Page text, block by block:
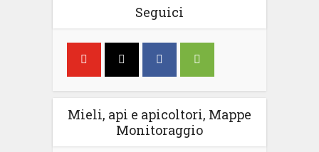
Seguici
Mieli, api e apicoltori, Mappe
Monitoraggio